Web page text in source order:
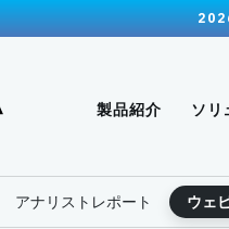
製品紹介 ソリ
アナリストレポート ウェ